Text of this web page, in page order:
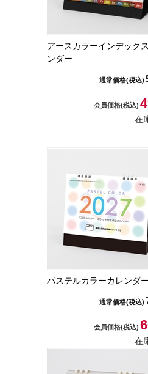
アースカラーインデック
ンダー
通常価格(税込)
会員価格(税込)
在
パステルカラーカレンダ
通常価格(税込)
会員価格(税込)
在